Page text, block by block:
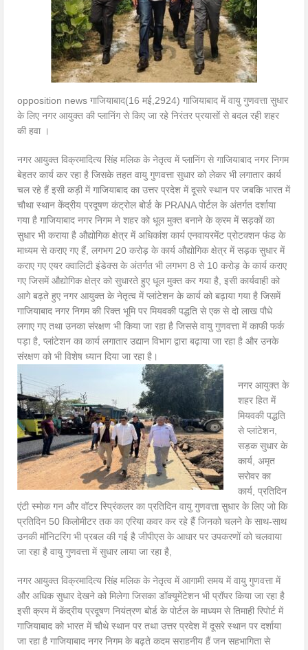
opposition news गाजियाबाद(16 मई,2924) गाजियाबाद में वायु गुणवत्ता सुधार
के लिए नगर आयुक्त की प्लानिंग से किए जा रहे निरंतर प्रयासों से बदल रही शहर
की हवा ।
नगर आयुक्त विक्रमादित्य सिंह मलिक के नेतृत्व में प्लानिंग से गाजियाबाद नगर निगम
बेहतर कार्य कर रहा है जिसके तहत वायु गुणवत्ता सुधार को लेकर भी लगातार कार्य
चल रहे हैं इसी कड़ी में गाजियाबाद का उत्तर प्रदेश में दूसरे स्थान पर जबकि भारत में
चौथा स्थान केंद्रीय प्रदूषण कंट्रोल बोर्ड के PRANA पोर्टल के अंतर्गत दर्शाया
गया है गाजियाबाद नगर निगम ने शहर को धूल मुक्त बनाने के क्रम में सड़कों का
सुधार भी कराया है औद्योगिक क्षेत्र में अधिकांश कार्य एनवायरमेंट प्रोटक्शन फंड के
माध्यम से कराए गए हैं, लगभग 20 करोड़ के कार्य औद्योगिक क्षेत्र में सड़क सुधार में
कराए गए एयर क्वालिटी इंडेक्स के अंतर्गत भी लगभग 8 से 10 करोड़ के कार्य कराए
गए जिसमें औद्योगिक क्षेत्र को सुधारते हुए धूल मुक्त कर गया है, इसी कार्यवाही को
आगे बढ़ते हुए नगर आयुक्त के नेतृत्व में प्लांटेशन के कार्य को बढ़ाया गया है जिसमें
गाजियाबाद नगर निगम की रिक्त भूमि पर मियवकी पद्धति से एक से दो लाख पौधे
लगाए गए तथा उनका संरक्षण भी किया जा रहा है जिससे वायु गुणवत्ता में काफी फर्क
पड़ा है, प्लांटेशन का कार्य लगातार उद्यान विभाग द्वारा बढ़ाया जा रहा है और उनके
संरक्षण को भी विशेष ध्यान दिया जा रहा है।
नगर आयुक्त के
शहर हित में
मियवकी पद्धति
से प्लांटेशन,
सड़क सुधार के
कार्य, अमृत
सरोवर का
कार्य, प्रतिदिन
एंटी स्मोक गन और वॉटर स्प्रिंकलर का प्रतिदिन वायु गुणवत्ता सुधार के लिए जो कि
प्रतिदिन 50 किलोमीटर तक का एरिया कवर कर रहे हैं जिनको चलने के साथ-साथ
उनकी मॉनिटरिंग भी प्रबल की गई है जीपीएस के आधार पर उपकरणों को चलवाया
जा रहा है वायु गुणवत्ता में सुधार लाया जा रहा है,
नगर आयुक्त विक्रमादित्य सिंह मलिक के नेतृत्व में आगामी समय में वायु गुणवत्ता में
और अधिक सुधार देखने को मिलेगा जिसका डॉक्यूमेंटेशन भी प्रॉपर किया जा रहा है
इसी क्रम में केंद्रीय प्रदूषण नियंत्रण बोर्ड के पोर्टल के माध्यम से तिमाही रिपोर्ट में
गाजियाबाद को भारत में चौथे स्थान पर तथा उत्तर प्रदेश में दूसरे स्थान पर दर्शाया
जा रहा है गाजियाबाद नगर निगम के बढ़ते कदम सराहनीय हैं जन सहभागिता से